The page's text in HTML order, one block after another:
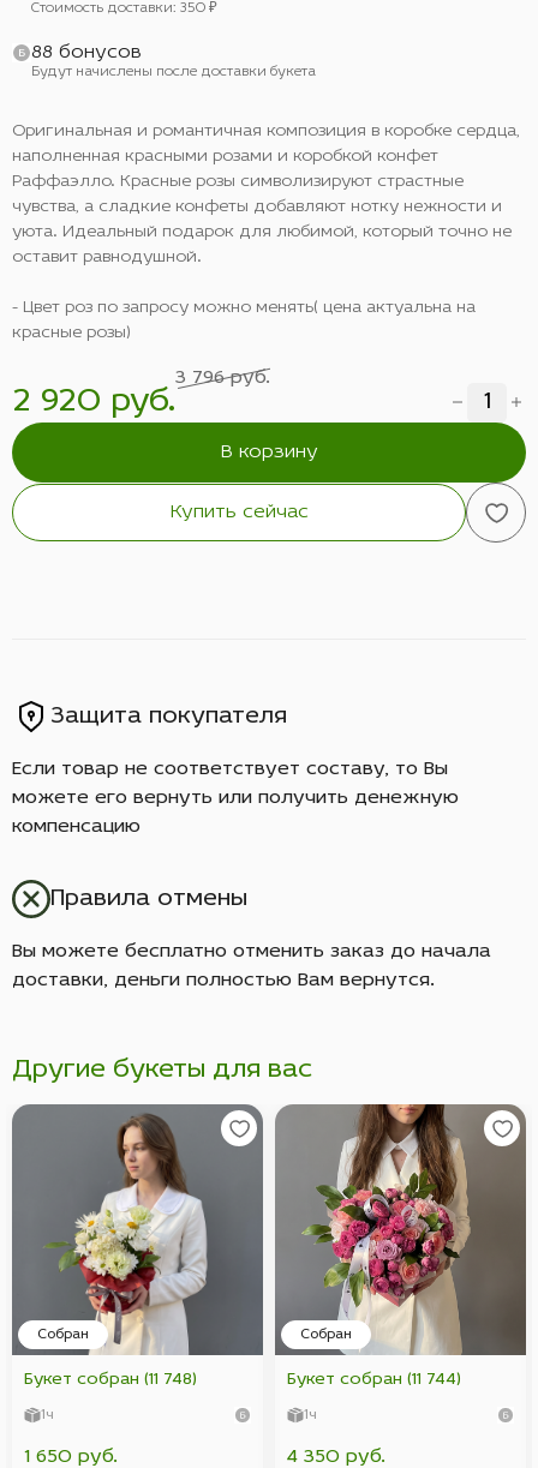
Стоимость доставки: 350 ₽
88 бонусов
Будут начислены после доставки букета
Оригинальная и романтичная композиция в коробке сердца,
наполненная красными розами и коробкой конфет
Раффаэлло. Красные розы символизируют страстные
чувства, а сладкие конфеты добавляют нотку нежности и
уюта. Идеальный подарок для любимой, который точно не
оставит равнодушной.
- Цвет роз по запросу можно менять( цена актуальна на
красные розы)
2 920 руб.
3 796 руб.
В корзину
Купить сейчас
Защита покупателя
Если товар не соответствует составу, то Вы
можете его вернуть или получить денежную
компенсацию
Правила отмены
Вы можете бесплатно отменить заказ до начала
доставки, деньги полностью Вам вернутся.
Другие букеты для вас
Собран
Букет собран (11 748)
1ч
1 650 руб.
Собран
Букет собран (11 744)
1ч
4 350 руб.